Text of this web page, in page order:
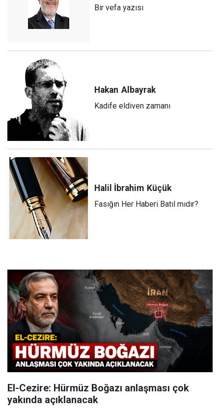
Bir vefa yazısı
Hakan Albayrak
Kadife eldiven zamanı
Halil İbrahim Küçük
Fasığın Her Haberi Batıl mıdır?
El-Cezire: Hürmüz Boğazı anlaşması çok
yakında açıklanacak